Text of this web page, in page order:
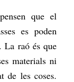
que el
es poden
La raó és que
materials ni
de les coses.